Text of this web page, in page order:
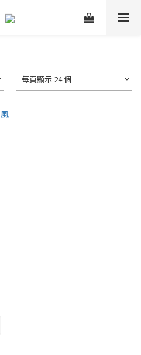
每頁顯示 24 個